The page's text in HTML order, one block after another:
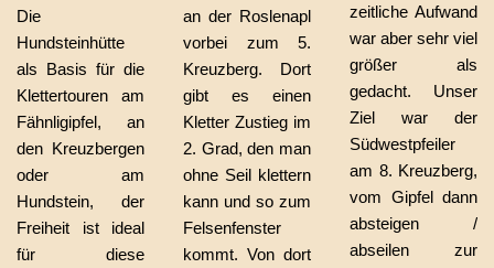
Die
Hundsteinhütte
als Basis für die
Klettertouren am
Fähnligipfel, an
den Kreuzbergen
oder am
Hundstein, der
Freiheit ist ideal
für diese
an der Roslenapl
vorbei zum 5.
Kreuzberg. Dort
gibt es einen
Kletter Zustieg im
2. Grad, den man
ohne Seil klettern
kann und so zum
Felsenfenster
kommt. Von dort
zeitliche Aufwand
war aber sehr viel
größer als
gedacht. Unser
Ziel war der
Südwestpfeiler
am 8. Kreuzberg,
vom Gipfel dann
absteigen /
abseilen zur